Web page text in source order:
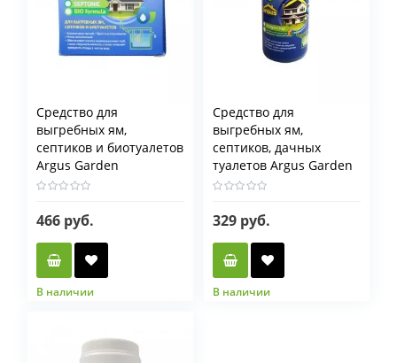
Средство для
выгребных ям,
септиков и биотуалетов
Argus Garden
466 руб.
В наличии
Средство для
выгребных ям,
септиков, дачных
туалетов Argus Garden
(жидкость 0,5 л)
329 руб.
В наличии